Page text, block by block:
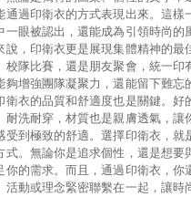
通過印衛衣的方式表現出來。這樣
一眼被認出，還能成為引領時尚的
說，印衛衣更是展現集體精神的最
校隊比賽，還是朋友聚會，統一印
夠增強團隊凝聚力，還能留下難忘
衛衣的品質和舒適度也是關鍵。好
耐洗耐穿，材質也是親膚透氣，讓
受到極致的舒適。選擇印衛衣，就
式。無論你是追求個性，還是想要
你的需求。而且，通過印衛衣，你
活動或理念緊密聯繫在一起，讓時